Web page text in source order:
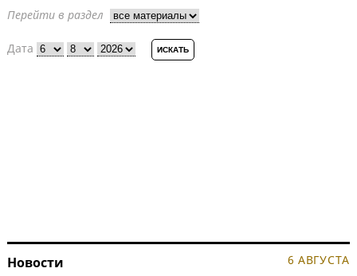
Перейти в раздел
Дата
Новости 6 АВГУСТА